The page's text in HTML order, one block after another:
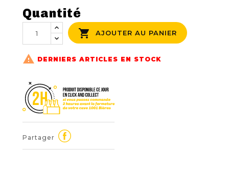
Quantité
 AJOUTER AU PANIER
 DERNIERS ARTICLES EN STOCK
Partager